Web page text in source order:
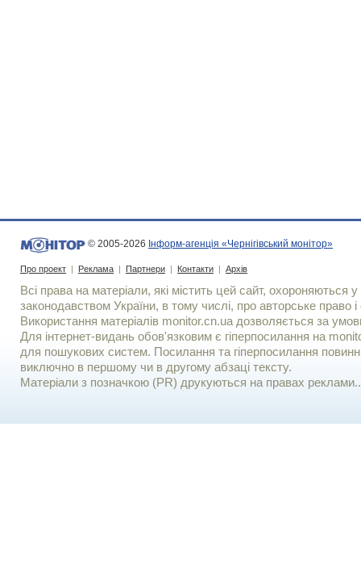
© 2005-2026 Інформ-агенція «Чернігівський монітор»
Про проект | Реклама | Партнери | Контакти | Архів
Всі права на матеріали, які містить цей сайт, охороняються у
законодавством України, в тому числі, про авторське право і
Використання матерiалiв monitor.cn.ua дозволяється за
Для iнтернет-видань обов'язковим є гiперпосилання на
для пошукових систем. Посилання та гіперпосилання
виключно в першому чи в другому абзаці тексту.
Матеріали з позначкою (PR) друкуються на правах реклами..